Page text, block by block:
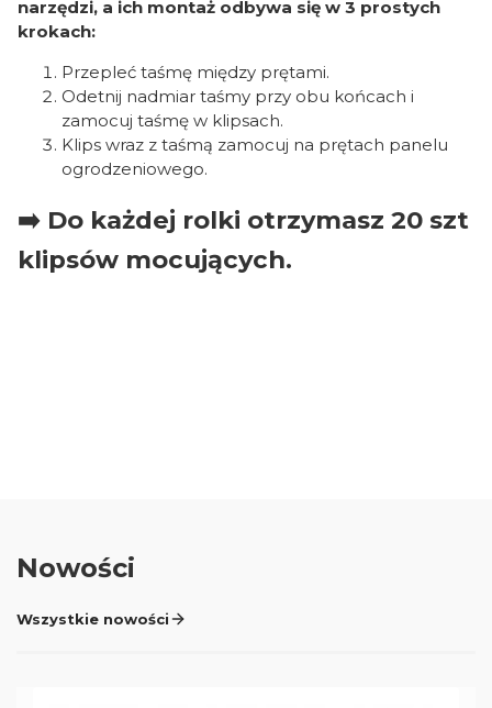
narzędzi, a ich montaż odbywa się w 3 prostych
krokach:
Przepleć taśmę między prętami.
Odetnij nadmiar taśmy przy obu końcach i
zamocuj taśmę w klipsach.
Klips wraz z taśmą zamocuj na prętach panelu
ogrodzeniowego.
➡️ Do każdej rolki otrzymasz 20 szt
klipsów mocujących.
Nowości
Wszystkie nowości